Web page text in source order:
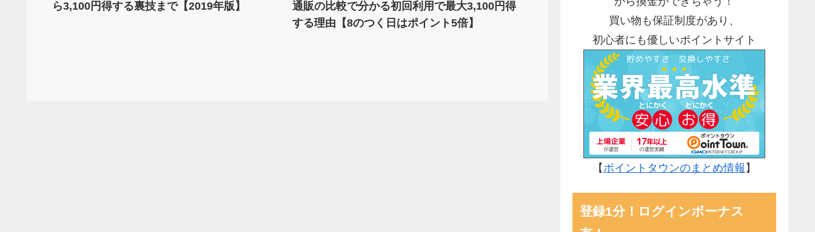
ら3,100円得する裏技まで【2019年版】
通販の比較で分かる初回利用で最大3,100円得
する理由【8のつく日はポイント5倍】
買い物も保証制度があり、
初心者にも優しいポイントサイト
【ポイントタウンのまとめ情報 】
登録1分！ログインボーナス